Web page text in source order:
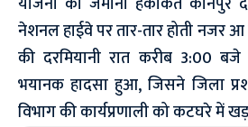
नेशनल हाईवे पर तार-तार होती नजर
की दरमियानी रात करीब 3:00
भयानक हादसा हुआ, जिसने जिला
विभाग की कार्यप्रणाली को कटघरे में